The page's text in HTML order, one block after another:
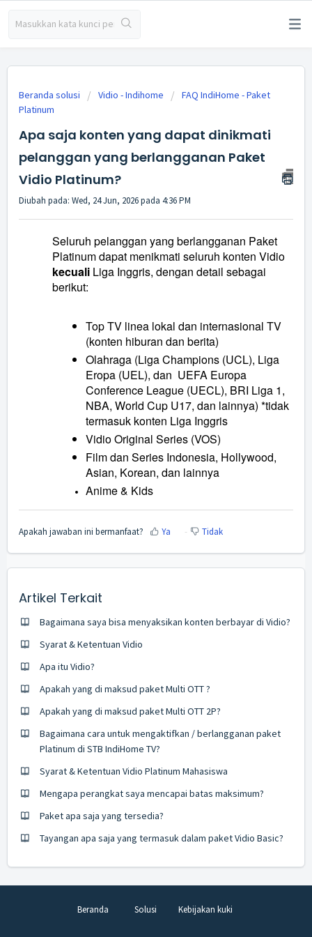
Beranda solusi Vidio - Indihome
FAQ IndiHome - Paket
Platinum
Apa saja konten yang dapat dinikmati
pelanggan yang berlangganan Paket
Vidio Platinum?
Diubah pada: Wed, 24 Jun, 2026 pada 4:36 PM
Seluruh pelanggan yang berlangganan Paket
Platinum dapat menikmati seluruh konten Vidio
kecuali Liga Inggris, dengan detail sebagai
berikut:
Top TV linea lokal dan internasional TV
(konten hiburan dan berita)
Olahraga (Liga Champions (UCL), Liga
Eropa (UEL), dan UEFA Europa
Conference League (UECL), BRI Liga 1,
NBA, World Cup U17, dan lainnya) *tidak
termasuk konten Liga Inggris
Vidio Original Series (VOS)
Film dan Series Indonesia, Hollywood,
Asian, Korean, dan lainnya
Anime & Kids
Apakah jawaban ini bermanfaat? Ya Tidak
Artikel Terkait
Bagaimana saya bisa menyaksikan konten berbayar di Vidio?
Syarat & Ketentuan Vidio
Apa itu Vidio?
Apakah yang di maksud paket Multi OTT ?
Apakah yang di maksud paket Multi OTT 2P?
Bagaimana cara untuk mengaktifkan / berlangganan paket
Platinum di STB IndiHome TV?
Syarat & Ketentuan Vidio Platinum Mahasiswa
Mengapa perangkat saya mencapai batas maksimum?
Paket apa saja yang tersedia?
Tayangan apa saja yang termasuk dalam paket Vidio Basic?
Beranda Solusi Kebijakan kuki